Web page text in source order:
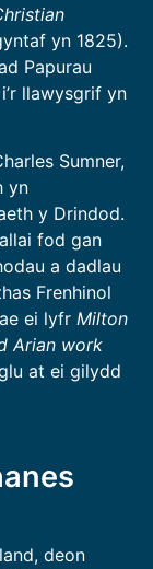
yn 1825).
Papurau
llawysgrif yn
Sumner,
yn
y Drindod.
fod gan
a dadlau
Frenhinol
ei lyfrMilton
Arian work
at ei gilydd
deon